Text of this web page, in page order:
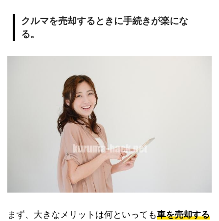
クルマを売却するときに手続きが楽にな
る。
まず、大きなメリットは何といっても車を売却する